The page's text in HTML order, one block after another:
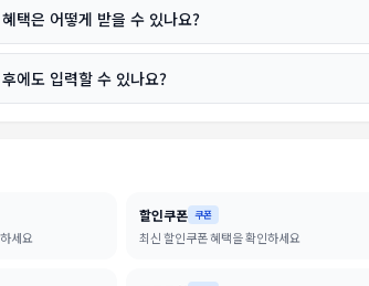
택은 어떻게 받을 수 있나요?
에도 입력할 수 있나요?
세요
할인쿠폰 쿠폰
최신 할인쿠폰 혜택을 확인하세요